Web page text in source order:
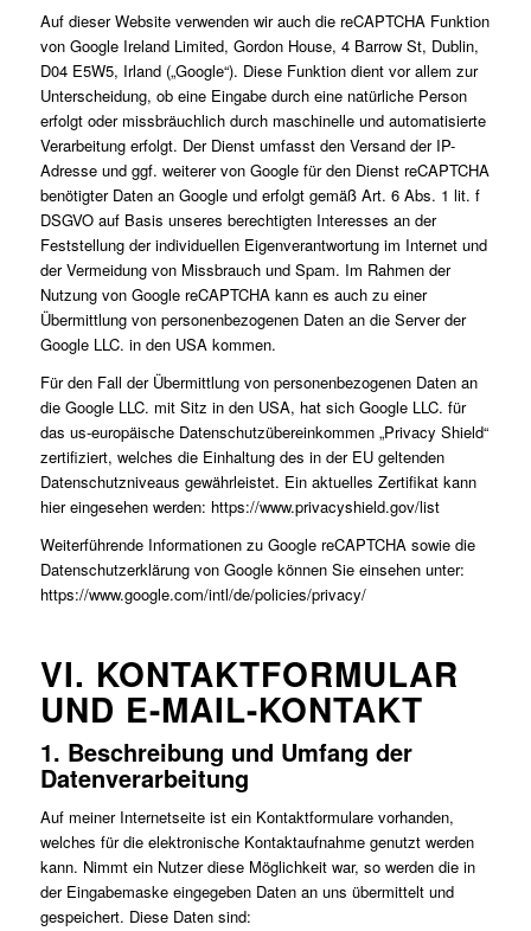
Auf dieser Website verwenden wir auch die reCAPTCHA Funktion
von Google Ireland Limited, Gordon House, 4 Barrow St, Dublin,
D04 E5W5, Irland („Google“). Diese Funktion dient vor allem zur
Unterscheidung, ob eine Eingabe durch eine natürliche Person
erfolgt oder missbräuchlich durch maschinelle und automatisierte
Verarbeitung erfolgt. Der Dienst umfasst den Versand der IP-
Adresse und ggf. weiterer von Google für den Dienst reCAPTCHA
benötigter Daten an Google und erfolgt gemäß Art. 6 Abs. 1 lit. f
DSGVO auf Basis unseres berechtigten Interesses an der
Feststellung der individuellen Eigenverantwortung im Internet und
der Vermeidung von Missbrauch und Spam. Im Rahmen der
Nutzung von Google reCAPTCHA kann es auch zu einer
Übermittlung von personenbezogenen Daten an die Server der
Google LLC. in den USA kommen.
Für den Fall der Übermittlung von personenbezogenen Daten an
die Google LLC. mit Sitz in den USA, hat sich Google LLC. für
das us-europäische Datenschutzübereinkommen „Privacy Shield“
zertifiziert, welches die Einhaltung des in der EU geltenden
Datenschutzniveaus gewährleistet. Ein aktuelles Zertifikat kann
hier eingesehen werden: https://www.privacyshield.gov/list
Weiterführende Informationen zu Google reCAPTCHA sowie die
Datenschutzerklärung von Google können Sie einsehen unter:
https://www.google.com/intl/de/policies/privacy/
VI. KONTAKTFORMULAR
UND E-MAIL-KONTAKT
1. Beschreibung und Umfang der
Datenverarbeitung
Auf meiner Internetseite ist ein Kontaktformulare vorhanden,
welches für die elektronische Kontaktaufnahme genutzt werden
kann. Nimmt ein Nutzer diese Möglichkeit war, so werden die in
der Eingabemaske eingegeben Daten an uns übermittelt und
gespeichert. Diese Daten sind: